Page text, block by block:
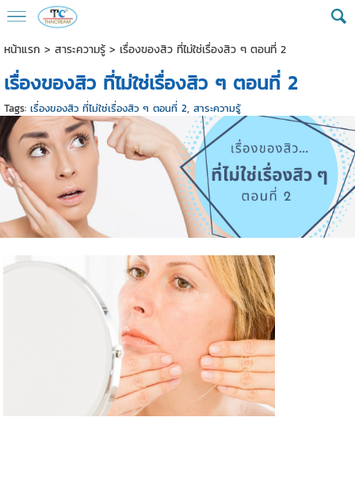
หน้าแรก > สาระความรู้> เรื่องของสิว ที่ไม่ใช่เรื่องสิว ๆ ตอนที่ 2
เรื่องของสิว ที่ไม่ใช่เรื่องสิว ๆ ตอนที่ 2
Tags: เรื่องของสิว ที่ไม่ใช่เรื่องสิว ๆ ตอนที่ 2, สาระความรู้